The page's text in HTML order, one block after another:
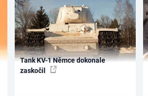
Tank KV-1 Němce dokonale
zaskočil